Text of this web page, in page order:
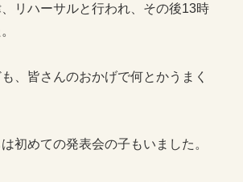
リハーサルと行われ、その後13時
、皆さんのおかげで何とかうまく
初めての発表会の子もいました。